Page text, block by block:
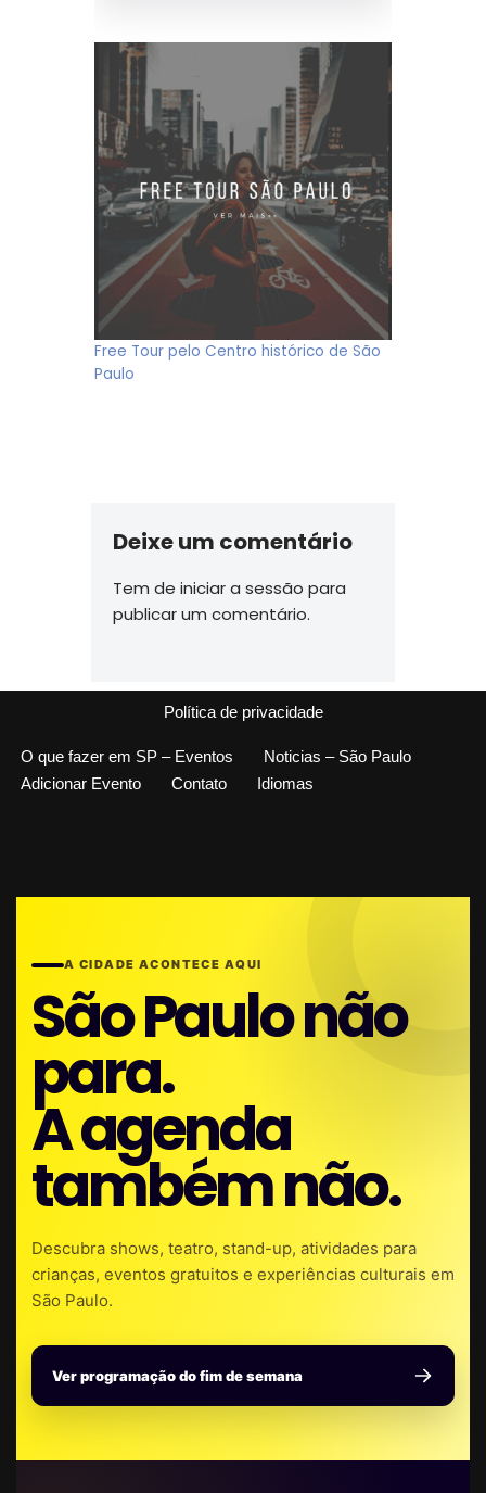
Free Tour pelo Centro histórico de São
Paulo
Deixe um comentário
Tem de iniciar a sessão para
publicar um comentário.
Política de privacidade
O que fazer em SP – Eventos
Noticias – São Paulo
Adicionar Evento
Contato Idiomas
A CIDADE ACONTECE AQUI
São Paulo não
para.
A agenda
também não.
Descubra shows, teatro, stand-up, atividades para
crianças, eventos gratuitos e experiências culturais em
São Paulo.
Ver programação do fim de semana